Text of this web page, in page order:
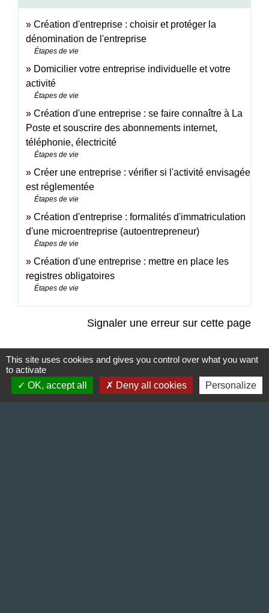
Création d'entreprise : choisir et protéger la
dénomination de l'entreprise
Étapes de vie
Domicilier votre entreprise individuelle et votre
activité
Étapes de vie
Création d'une entreprise : se faire connaître à La
Poste et souscrire des abonnements internet,
téléphonie, électricité
Étapes de vie
Créer une entreprise : vérifier si l'activité envisagée
est réglementée
Étapes de vie
Création d'entreprise : formalités d'immatriculation
d'une microentreprise (autoentrepreneur)
Étapes de vie
Création d'une entreprise : mettre en place les
registres obligatoires
Étapes de vie
Signaler une erreur sur cette page
This site uses cookies and gives you control over what you want
to activate
OK, accept all
Deny all cookies Personalize